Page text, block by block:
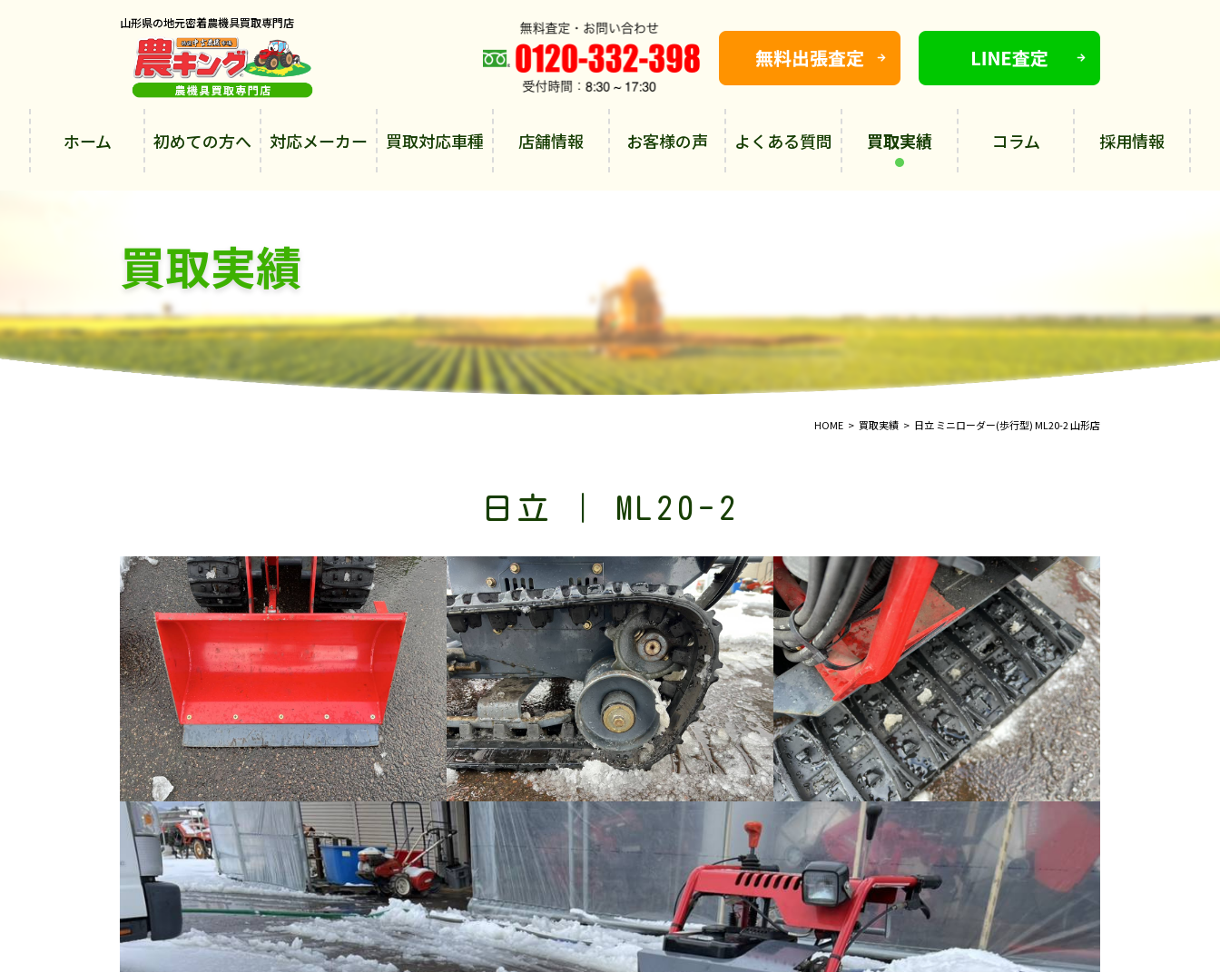
山形県の地元密着農機具買取専門店
ホーム 初めての方へ 対応メーカー 買取対応車種 店舗情報 お客様の声 よくある質問 買取実績 コラム 採用情報
買取実績
HOME 買取実績 日立 ミニローダー(歩行型) ML20-2 山形店
日立 | ML20-2